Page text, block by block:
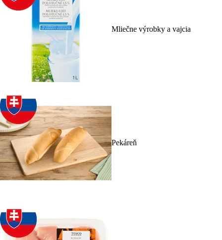
Mliečne výrobky a vajcia
Pekáreň